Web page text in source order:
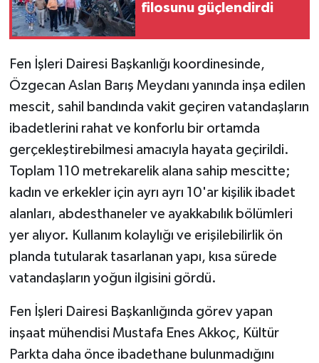
filosunu güçlendirdi
Fen İşleri Dairesi Başkanlığı koordinesinde,
Özgecan Aslan Barış Meydanı yanında inşa edilen
mescit, sahil bandında vakit geçiren vatandaşların
ibadetlerini rahat ve konforlu bir ortamda
gerçekleştirebilmesi amacıyla hayata geçirildi.
Toplam 110 metrekarelik alana sahip mescitte;
kadın ve erkekler için ayrı ayrı 10'ar kişilik ibadet
alanları, abdesthaneler ve ayakkabılık bölümleri
yer alıyor. Kullanım kolaylığı ve erişilebilirlik ön
planda tutularak tasarlanan yapı, kısa sürede
vatandaşların yoğun ilgisini gördü.
Fen İşleri Dairesi Başkanlığında görev yapan
inşaat mühendisi Mustafa Enes Akkoç, Kültür
Parkta daha önce ibadethane bulunmadığını